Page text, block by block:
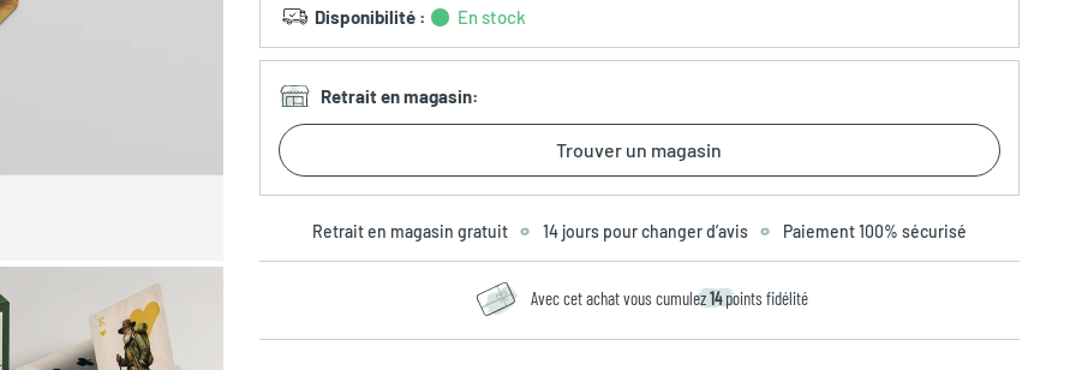
Disponibilité : En stock
Retrait en magasin:
Trouver un magasin
Retrait en magasin gratuit 14 jours pour changer d’avis Paiement 100% sécurisé
Avec cet achat vous cumulez14 points fidélité